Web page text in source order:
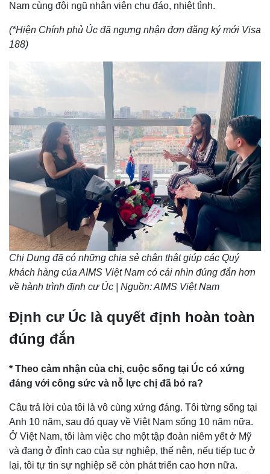
Nam cùng đội ngũ nhân viên chu đáo, nhiệt tình.
(*Hiện Chính phủ Úc đã ngưng nhận đơn đăng ký mới Visa
188)
Chị Dung đã có những chia sẻ chân thật giúp các Quý
khách hàng của AIMS Việt Nam có cái nhìn đúng đắn hơn
về hành trình định cư Úc | Nguồn: AIMS Việt Nam
Định cư Úc là quyết định hoàn toàn
đúng đắn
* Theo cảm nhận của chị, cuộc sống tại Úc có xứng
đáng với công sức và nỗ lực chị đã bỏ ra?
Câu trả lời của tôi là vô cùng xứng đáng. Tôi từng sống tại
Anh 10 năm, sau đó quay về Việt Nam sống 10 năm nữa.
Ở Việt Nam, tôi làm việc cho một tập đoàn niêm yết ở Mỹ
và đang ở đỉnh cao của sự nghiệp, thế nên, nếu tiếp tục ở
lại, tôi tự tin sự nghiệp sẽ còn phát triển cao hơn nữa.